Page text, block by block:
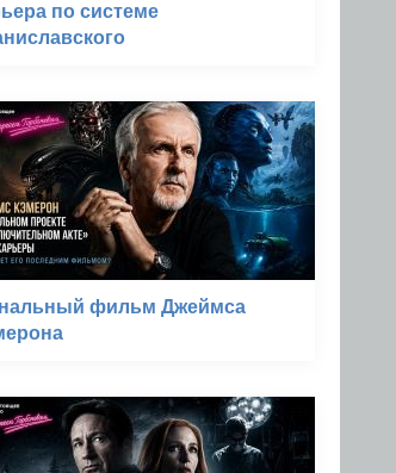
по системе
фильм Джеймса